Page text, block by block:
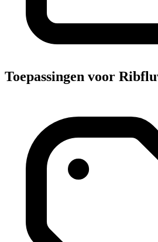
Toepassingen voor